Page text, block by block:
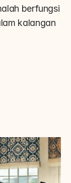
berfungsi
kalangan